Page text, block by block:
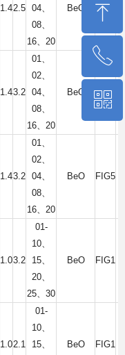
1.42.5 04、
08、
16、 20
BeO FIG2
1.43.2
01、
02、
04、
08、
16、 20
BeO FIG4
1.43.2
01、
02、
04、
08、
16、 20
BeO FIG5
1.03.2
01-
10、
15、
20、
25、 30
BeO FIG1
1.02.1
01-
10、
15、
BeO FIG1
ꁸ
回到顶部
ꂅ
0816-2846565
ꀥ